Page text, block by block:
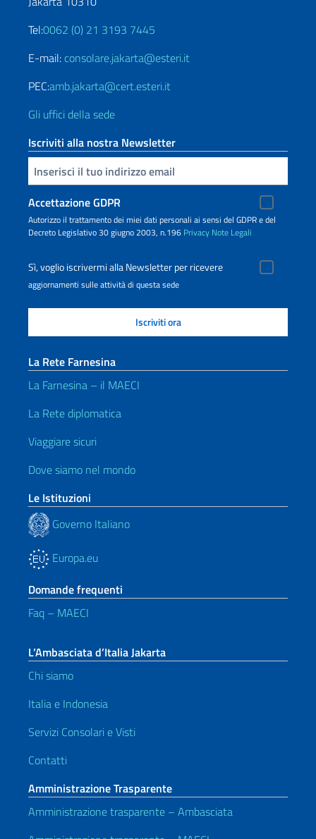
Tel:0062 (0) 21 3193 7445
E-mail: consolare.jakarta@esteri.it
PEC:amb.jakarta@cert.esteri.it
Gli uffici della sede
Iscriviti alla nostra Newsletter
Inserisci la tua email
Accettazione GDPR
Autorizzo il trattamento dei miei dati personali ai sensi del GDPR e del
Decreto Legislativo 30 giugno 2003, n.196 Privacy Note Legali
Sì, voglio iscrivermi alla Newsletter per ricevere
aggiornamenti sulle attività di questa sede
La Rete Farnesina
La Farnesina – il MAECI
La Rete diplomatica
Viaggiare sicuri
Dove siamo nel mondo
Le Istituzioni
Governo Italiano
Europa.eu
Domande frequenti
Faq – MAECI
L’Ambasciata d’Italia Jakarta
Chi siamo
Italia e Indonesia
Servizi Consolari e Visti
Contatti
Amministrazione Trasparente
Amministrazione trasparente – Ambasciata